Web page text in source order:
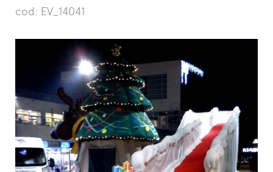
HOME
AZIENDA
SOLUZIONI
MEDIA
NEWSLETTER
CONTATTI
L'ESPERTO RISPONDE
cod: EV_14041